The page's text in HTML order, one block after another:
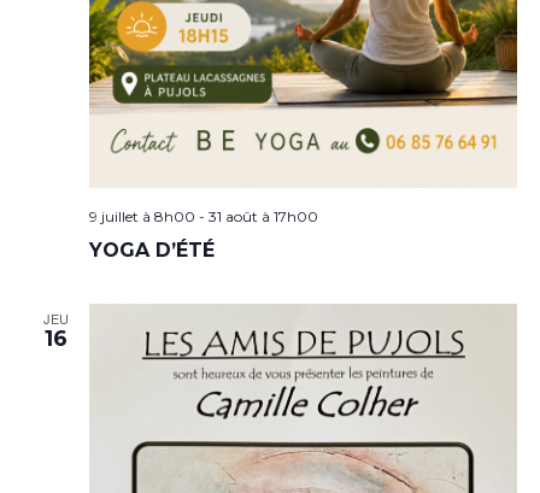
9 juillet à 8h00 - 31 août à 17h00
YOGA D’ÉTÉ
JEU
16